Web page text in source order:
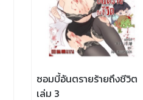
ซอมบี้อันตรายร้ายถึงชีวิต
เล่ม 3